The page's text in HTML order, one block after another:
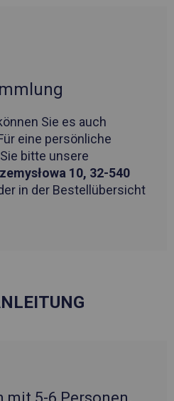
Sie es auch
eine persönliche
bitte unsere
10, 32-540
in der Bestellübersicht